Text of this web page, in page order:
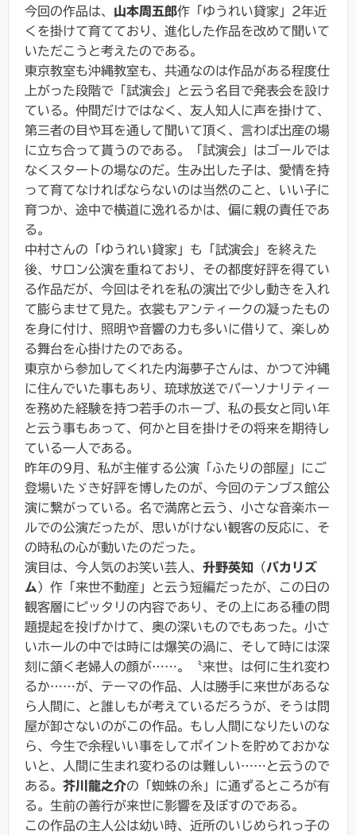
今回の作品は、 山本周五郎作「ゆうれい貸家」2年近
くを掛けて育てており、進化した作品を改めて聞いて
いただこうと考えたのである。
東京教室も沖縄教室も、共通なのは作品がある程度仕
上がった段階で「試演会」と云う名目で発表会を設け
ている。仲間だけではなく、友人知人に声を掛けて、
第三者の目や耳を通して聞いて頂く、言わば出産の場
に立ち合って貰うのである。「試演会」はゴールでは
なくスタートの場なのだ。生み出した子は、愛情を持
って育てなければならないのは当然のこと、いい子に
育つか、途中で横道に逸れるかは、偏に親の責任であ
る。
中村さんの「ゆうれい貸家」も「試演会」を終えた
後、サロン公演を重ねており、その都度好評を得てい
る作品だが、今回はそれを私の演出で少し動きを入れ
て膨らませて見た。衣裳もアンティークの凝ったもの
を身に付け、照明や音響の力も多いに借りて、楽しめ
る舞台を心掛けたのである。
東京から参加してくれた内海夢子さんは、かつて沖縄
に住んでいた事もあり、琉球放送でパーソナリティー
を務めた経験を持つ若手のホープ、私の長女と同い年
と云う事もあって、何かと目を掛けその将来を期待し
ている一人である。
昨年の9月、私が主催する公演「ふたりの部屋」にご
登場いたゞき好評を博したのが、今回のテンブス館公
演に繋がっている。名で満席と云う、小さな音楽ホー
ルでの公演だったが、思いがけない観客の反応に、そ
の時私の心が動いたのだった。
演目は、今人気のお笑い芸人、 升野英知 （バカリズ
ム ）作「来世不動産」と云う短編だったが、この日の
観客層にピッタリの内容であり、その上にある種の問
題提起を投げかけて、奥の深いものでもあった。小さ
いホールの中では時には爆笑の渦に、そして時には深
刻に頷く老婦人の顔が……。〝来世〟は何に生れ変わ
るか……が、テーマの作品、人は勝手に来世があるな
ら人間に、と誰しもが考えているだろうが、そうは問
屋が卸さないのがこの作品。もし人間になりたいのな
ら、今生で余程いい事をしてポイントを貯めておかな
いと、人間に生まれ変わるのは難しい……と云うので
ある。 芥川龍之介の「蜘蛛の糸」に通ずるところが有
る。生前の善行が来世に影響を及ぼすのである。
この作品の主人公は幼い時、近所のいじめられっ子の